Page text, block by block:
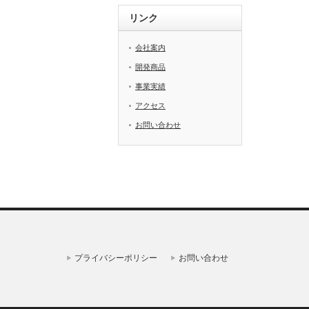
リンク
会社案内
開発商品
事業実績
アクセス
お問い合わせ
プライバシーポリシー お問い合わせ